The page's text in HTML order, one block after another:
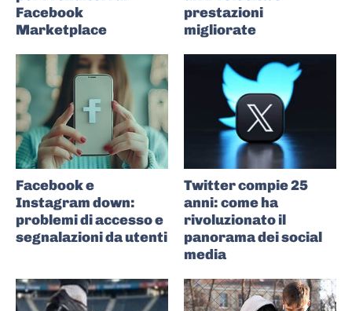
Facebook
Marketplace
prestazioni
migliorate
Facebook e
Instagram down:
problemi di accesso e
segnalazioni da utenti
Twitter compie 25
anni: come ha
rivoluzionato il
panorama dei social
media